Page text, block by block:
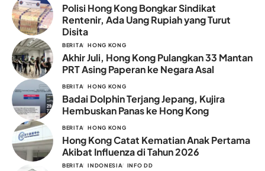
Polisi Hong Kong Bongkar Sindikat
Rentenir, Ada Uang Rupiah yang Turut
Disita
BERITA HONG KONG
Akhir Juli, Hong Kong Pulangkan 33 Mantan
PRT Asing Paperan ke Negara Asal
BERITA HONG KONG
Badai Dolphin Terjang Jepang, Kujira
Hembuskan Panas ke Hong Kong
BERITA HONG KONG
Hong Kong Catat Kematian Anak Pertama
Akibat Influenza di Tahun 2026
BERITA INDONESIA INFO DD